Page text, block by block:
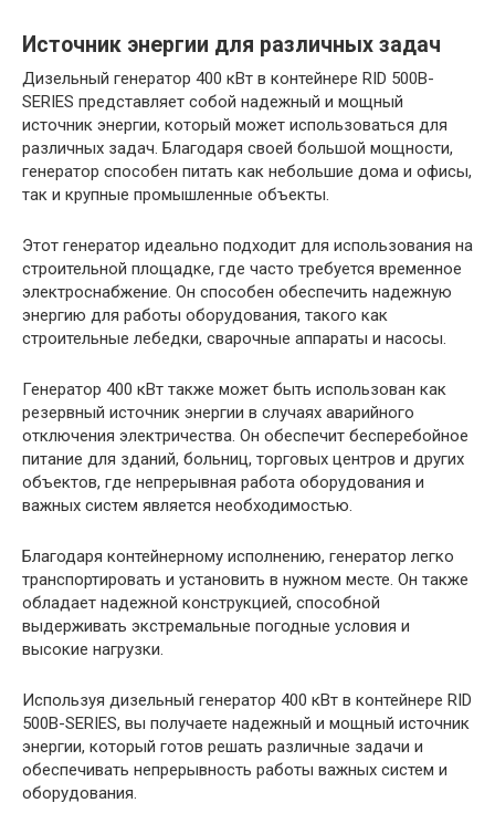
Источник энергии для различных задач
Дизельный генератор 400 кВт в контейнере RID 500B-
SERIES представляет собой надежный и мощный
источник энергии, который может использоваться для
различных задач. Благодаря своей большой мощности,
генератор способен питать как небольшие дома и офисы,
так и крупные промышленные объекты.
Этот генератор идеально подходит для использования на
строительной площадке, где часто требуется временное
электроснабжение. Он способен обеспечить надежную
энергию для работы оборудования, такого как
строительные лебедки, сварочные аппараты и насосы.
Генератор 400 кВт также может быть использован как
резервный источник энергии в случаях аварийного
отключения электричества. Он обеспечит бесперебойное
питание для зданий, больниц, торговых центров и других
объектов, где непрерывная работа оборудования и
важных систем является необходимостью.
Благодаря контейнерному исполнению, генератор легко
транспортировать и установить в нужном месте. Он также
обладает надежной конструкцией, способной
выдерживать экстремальные погодные условия и
высокие нагрузки.
Используя дизельный генератор 400 кВт в контейнере RID
500B-SERIES, вы получаете надежный и мощный источник
энергии, который готов решать различные задачи и
обеспечивать непрерывность работы важных систем и
оборудования.